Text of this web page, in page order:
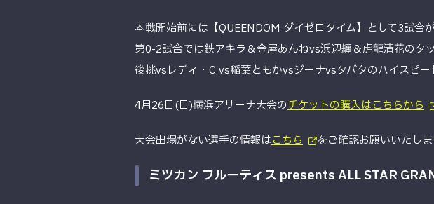
本戦開始前には【QUEENDOM ダイゼロタイム】として3試合
第0-2試合では鉄アキラ＆金屋あんねvs浜辺纏＆虎龍清花の
後桃vsレディ・C vs稲葉ともかvsジーナvsタバタのハイスピー
4月26日(日)横浜アリーナ大会のチケットの購入はこちらから
大会出場がない選手の情報はこちら をご確認お願いいたしま
ミツカン フルーティス presents ALL STAR